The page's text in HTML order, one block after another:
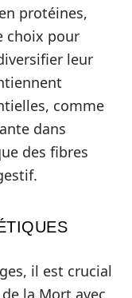
protéines,
choix pour
leur
comme
dans
des fibres
il est crucial
la Mort avec